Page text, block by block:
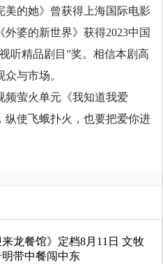
美的她》曾获得上海国际电影
婆的新世界》获得2023中国
听精品剧目”奖。相信本剧高
与市场。
频萤火单元《我知道我爱
纵使飞蛾扑火，也要把爱你进
龙餐馆》定档8月11日 文牧
带中餐闯中东